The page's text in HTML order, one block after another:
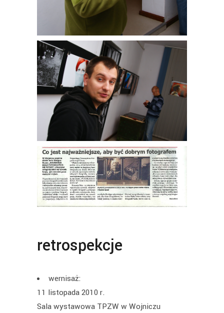
retrospekcje
wernisaż:
11 listopada 2010 r.
Sala wystawowa TPZW w Wojniczu